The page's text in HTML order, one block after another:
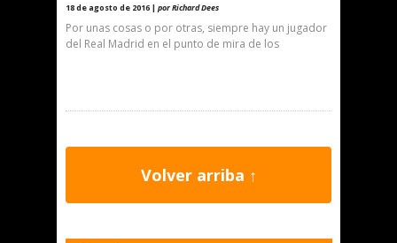
18 de agosto de 2016 | por Richard Dees
Por unas cosas o por otras, siempre hay un jugador
del Real Madrid en el punto de mira de los
Volver arriba ↑